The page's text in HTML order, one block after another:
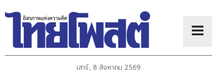
เสาร์, 8 สิงหาคม 2569